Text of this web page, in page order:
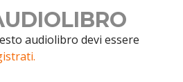
audiolibro devi essere